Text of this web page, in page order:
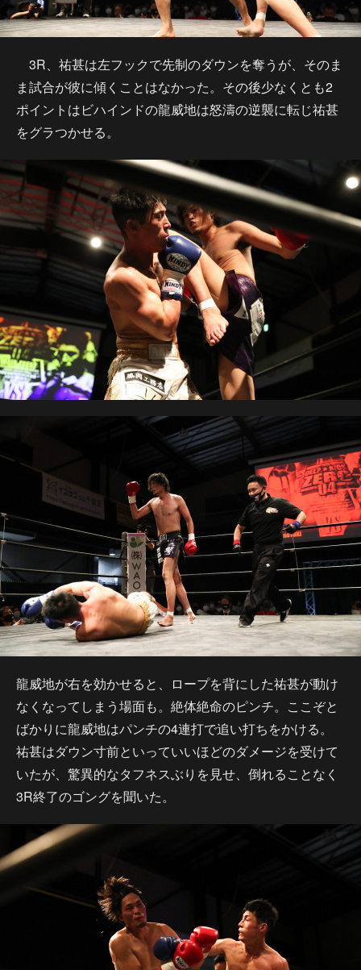
3R、祐甚は左フックで先制のダウンを奪うが、そのま
ま試合が彼に傾くことはなかった。その後少なくとも2
ポイントはビハインドの龍威地は怒濤の逆襲に転じ祐甚
をグラつかせる。
龍威地が右を効かせると、ロープを背にした祐甚が動け
なくなってしまう場面も。絶体絶命のピンチ。ここぞと
ばかりに龍威地はパンチの4連打で追い打ちをかける。
祐甚はダウン寸前といっていいほどのダメージを受けて
いたが、驚異的なタフネスぶりを見せ、倒れることなく
3R終了のゴングを聞いた。